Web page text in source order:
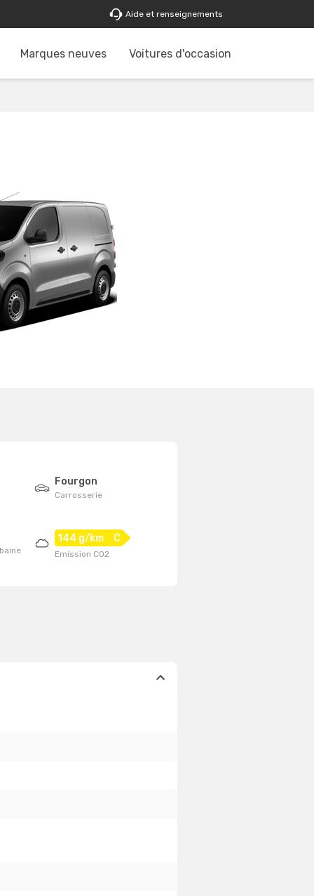
Aide et renseignements
Marques neuves Voitures d'occasion
Fourgon
Carrosserie
144 g/km C
Emission CO2